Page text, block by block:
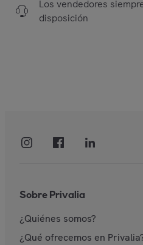
Los vendedores
disposición
Sobre Privalia
¿Quiénes somos?
¿Qué ofrecemos en